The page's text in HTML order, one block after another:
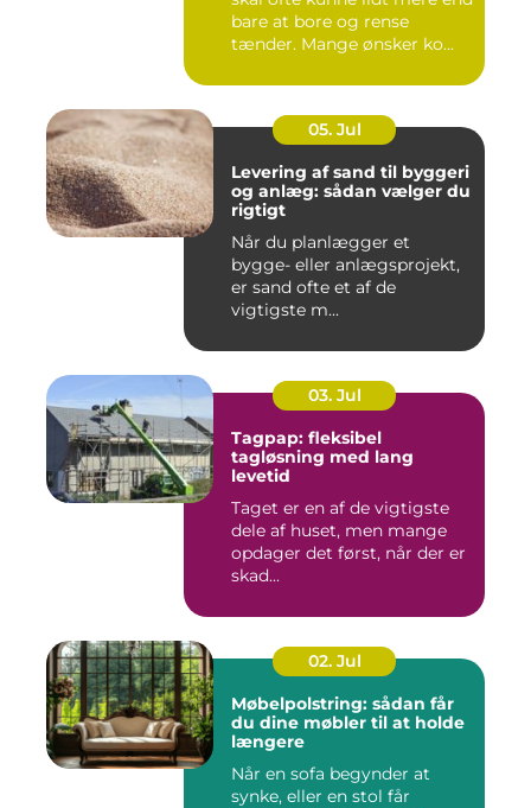
bare at bore og rense
tænder. Mange ønsker ko...
05. Jul
Levering af sand til byggeri
og anlæg: sådan vælger du
rigtigt
Når du planlægger et
bygge- eller anlægsprojekt,
er sand ofte et af de
vigtigste m...
03. Jul
Tagpap: fleksibel
tagløsning med lang
levetid
Taget er en af de vigtigste
dele af huset, men mange
opdager det først, når der er
skad...
02. Jul
Møbelpolstring: sådan får
du dine møbler til at holde
længere
Når en sofa begynder at
synke, eller en stol får